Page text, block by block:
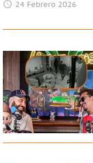
24 Febrero 2026